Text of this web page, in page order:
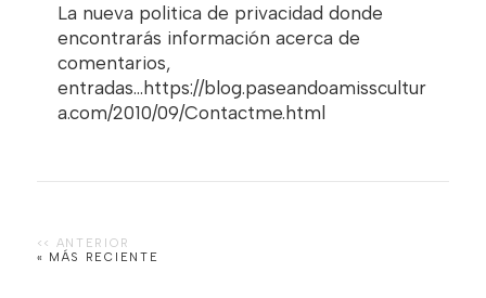
La nueva politica de privacidad donde
encontrarás información acerca de
comentarios,
entradas...https://blog.paseandoamisscultur
a.com/2010/09/Contactme.html
« MÁS RECIENTE